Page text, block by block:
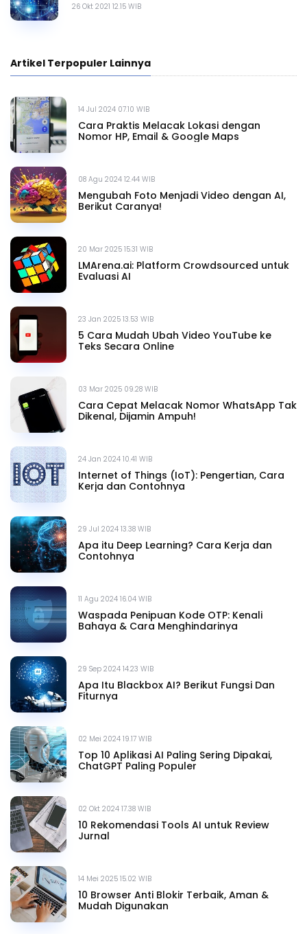
26 Okt 2021 12.15 WIB
Artikel Terpopuler Lainnya
14 Jul 2024 07.10 WIB
Cara Praktis Melacak Lokasi dengan
Nomor HP, Email & Google Maps
08 Agu 2024 12.44 WIB
Mengubah Foto Menjadi Video dengan AI,
Berikut Caranya!
20 Mar 2025 15.31 WIB
LMArena.ai: Platform Crowdsourced untuk
Evaluasi AI
23 Jan 2025 13.53 WIB
5 Cara Mudah Ubah Video YouTube ke
Teks Secara Online
03 Mar 2025 09.28 WIB
Cara Cepat Melacak Nomor WhatsApp Tak
Dikenal, Dijamin Ampuh!
24 Jan 2024 10.41 WIB
Internet of Things (IoT): Pengertian, Cara
Kerja dan Contohnya
29 Jul 2024 13.38 WIB
Apa itu Deep Learning? Cara Kerja dan
Contohnya
11 Agu 2024 16.04 WIB
Waspada Penipuan Kode OTP: Kenali
Bahaya & Cara Menghindarinya
29 Sep 2024 14.23 WIB
Apa Itu Blackbox AI? Berikut Fungsi Dan
Fiturnya
02 Mei 2024 19.17 WIB
Top 10 Aplikasi AI Paling Sering Dipakai,
ChatGPT Paling Populer
02 Okt 2024 17.38 WIB
10 Rekomendasi Tools AI untuk Review
Jurnal
14 Mei 2025 15.02 WIB
10 Browser Anti Blokir Terbaik, Aman &
Mudah Digunakan